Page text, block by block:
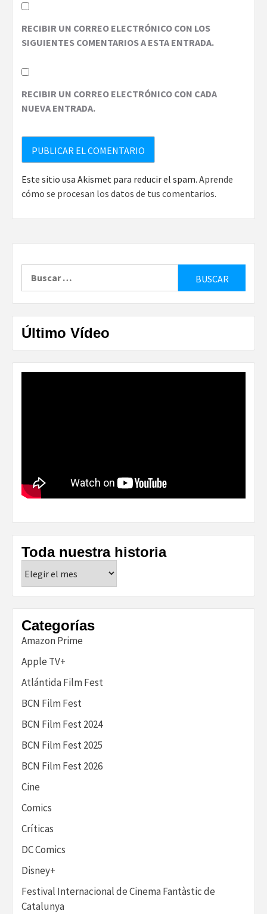
RECIBIR UN CORREO ELECTRÓNICO CON LOS
SIGUIENTES COMENTARIOS A ESTA ENTRADA.
RECIBIR UN CORREO ELECTRÓNICO CON CADA
NUEVA ENTRADA.
Este sitio usa Akismet para reducir el spam. Aprende
cómo se procesan los datos de tus comentarios.
Último Vídeo
Toda nuestra historia
nuestra
historia
Categorías
Amazon Prime
Apple TV+
Atlántida Film Fest
BCN Film Fest
BCN Film Fest 2024
BCN Film Fest 2025
BCN Film Fest 2026
Cine
Comics
Críticas
DC Comics
Disney+
Festival Internacional de Cinema Fantàstic de
Catalunya